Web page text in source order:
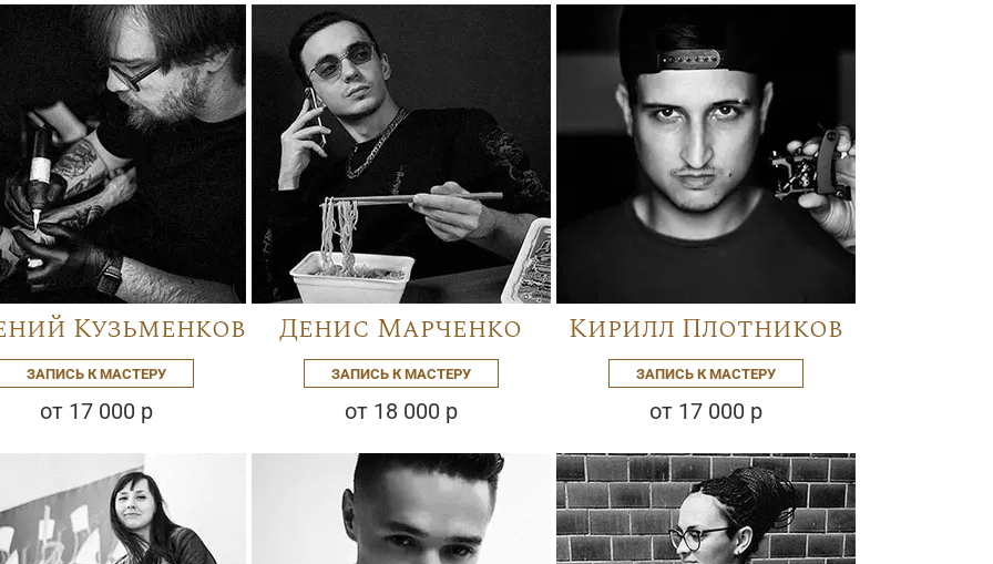
Кузьменков
ЗАПИСЬ К МАСТЕРУ
от 17 000 р
Денис Марченко
ЗАПИСЬ К МАСТЕРУ
от 18 000 р
Кирилл Плотников
ЗАПИСЬ К МАСТЕРУ
от 17 000 р